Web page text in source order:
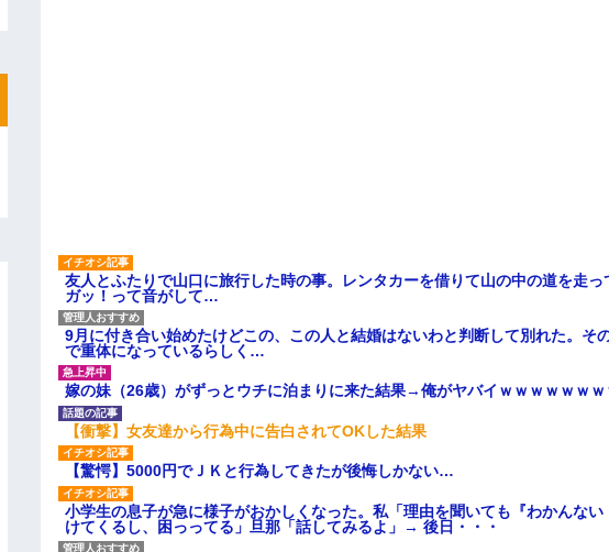
動画、すげえええええｗ
速度で走った結果
あまり悲しませないでく
友人とふたりで山口に旅行した時の事。レンタカーを借りて山の中の道を走
ガッ！って音がして…
9月に付き合い始めたけどこの、この人と結婚はないわと判断して別れた。そ
で重体になっているらしく…
嫁の妹（26歳）がずっとウチに泊まりに来た結果→俺がヤバイｗｗｗｗｗｗｗ
【衝撃】女友達から行為中に告白されてOKした結果
【驚愕】5000円でＪＫと行為してきたが後悔しかない…
小学生の息子が急に様子がおかしくなった。私「理由を聞いても『わかんな
けてくるし、困っってる」旦那「話してみるよ」→ 後日・・・